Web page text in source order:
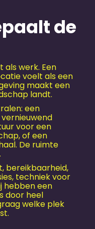
de
werk. Een
voelt als een
maakt een
landt.
een
voor een
of een
De ruimte
bereikbaarheid,
techniek voor
hebben een
door heel
welke plek